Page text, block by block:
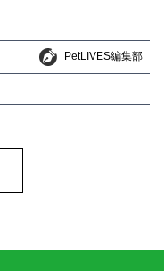
PetLIVES編集部
PetLIVES編集部